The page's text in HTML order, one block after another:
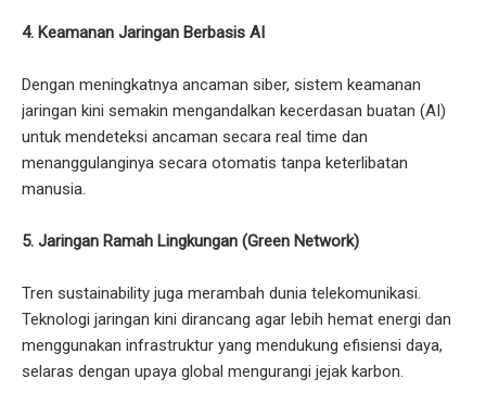
4. Keamanan Jaringan Berbasis AI
Dengan meningkatnya ancaman siber, sistem keamanan
jaringan kini semakin mengandalkan kecerdasan buatan (AI)
untuk mendeteksi ancaman secara real time dan
menanggulanginya secara otomatis tanpa keterlibatan
manusia.
5. Jaringan Ramah Lingkungan (Green Network)
Tren sustainability juga merambah dunia telekomunikasi.
Teknologi jaringan kini dirancang agar lebih hemat energi dan
menggunakan infrastruktur yang mendukung efisiensi daya,
selaras dengan upaya global mengurangi jejak karbon.